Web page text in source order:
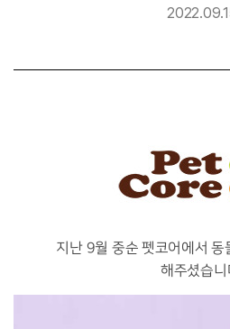
지난 9월 중순 펫코어에서 동
해주셨습니